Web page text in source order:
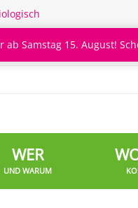
WER
UND WARUM
Samstag 15. August!